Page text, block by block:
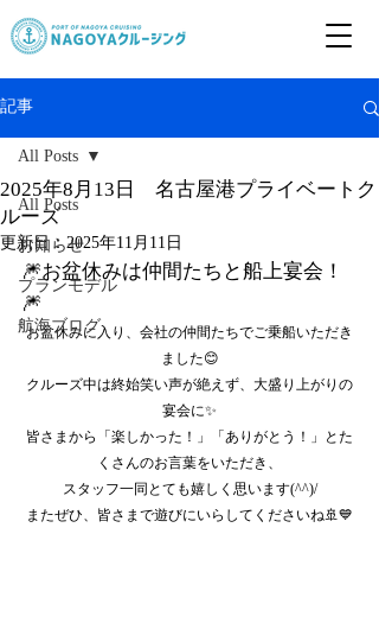
記事
All Posts
お知らせ
プランモデル
航海ブログ
All Posts
2025年8月13日 名古屋港プライベートク
ルーズ
更新日：2025年11月11日
🎆お盆休みは仲間たちと船上宴会！
🎆
お盆休みに入り、会社の仲間たちでご乗船いただき
ました😊
クルーズ中は終始笑い声が絶えず、大盛り上がりの
宴会に✨
皆さまから「楽しかった！」「ありがとう！」とた
くさんのお言葉をいただき、
スタッフ一同とても嬉しく思います(^^)/
またぜひ、皆さまで遊びにいらしてくださいね🚢💙